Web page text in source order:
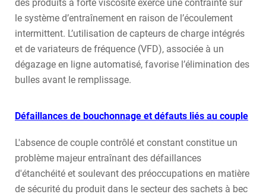
des produits à forte viscosité exerce une contrainte sur
le système d’entraînement en raison de l’écoulement
intermittent. L’utilisation de capteurs de charge intégrés
et de variateurs de fréquence (VFD), associée à un
dégazage en ligne automatisé, favorise l’élimination des
bulles avant le remplissage.
Défaillances de bouchonnage et défauts liés au couple
L'absence de couple contrôlé et constant constitue un
problème majeur entraînant des défaillances
d'étanchéité et soulevant des préoccupations en matière
de sécurité du produit dans le secteur des sachets à bec